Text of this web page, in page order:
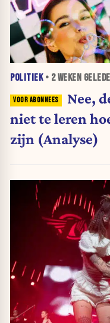
POLITIEK• 2 WEKEN
Nee,
niet te leren
zijn (Analyse)